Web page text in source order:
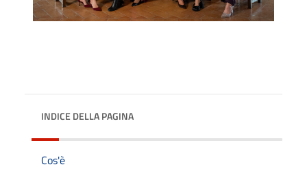
INDICE DELLA PAGINA
Cos'è